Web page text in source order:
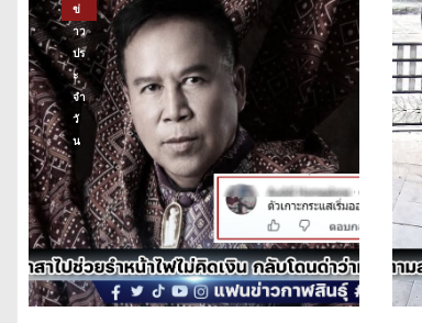
ข่
าว
ปร
ะ
จำ
วั
น